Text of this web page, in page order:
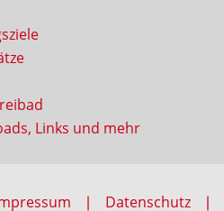
Links und mehr
Datenschutz